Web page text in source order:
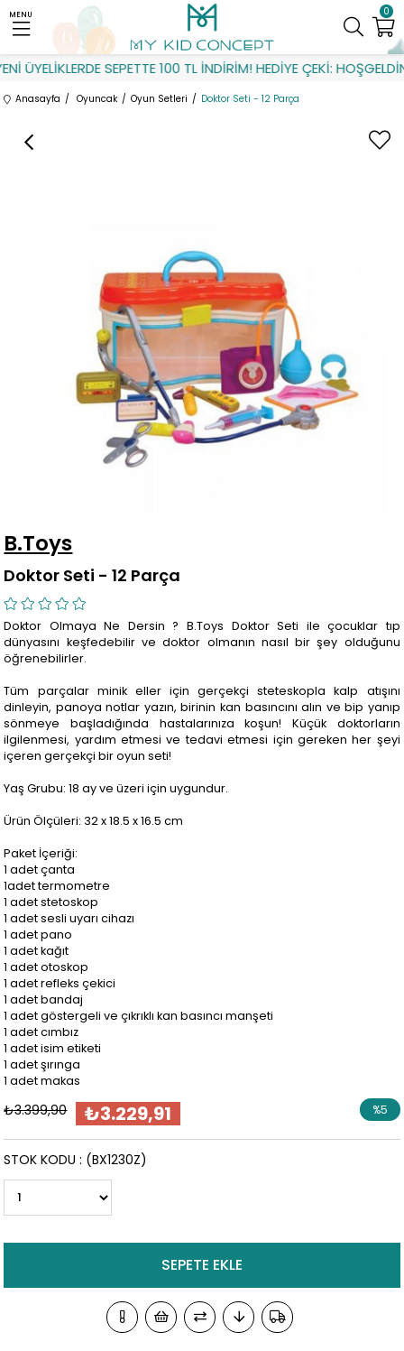
ÜYELİKLERDE SEPETTE 100 TL İNDİRİM! HEDİYE ÇEKİ: HOŞGELDİN
0
MENU
Anasayfa Oyuncak Oyun Setleri Doktor Seti - 12 Parça
B.Toys
Doktor Seti - 12 Parça
Doktor Olmaya Ne Dersin ? B.Toys Doktor Seti ile çocuklar tıp
dünyasını keşfedebilir ve doktor olmanın nasıl bir şey olduğunu
öğrenebilirler.
Tüm parçalar minik eller için gerçekçi steteskopla kalp atışını
dinleyin, panoya notlar yazın, birinin kan basıncını alın ve bip yanıp
sönmeye başladığında hastalarınıza koşun! Küçük doktorların
ilgilenmesi, yardım etmesi ve tedavi etmesi için gereken her şeyi
içeren gerçekçi bir oyun seti!
Yaş Grubu: 18 ay ve üzeri için uygundur.
Ürün Ölçüleri: 32 x 18.5 x 16.5 cm
Paket İçeriği:
1 adet çanta
1adet termometre
1 adet stetoskop
1 adet sesli uyarı cihazı
1 adet pano
1 adet kağıt
1 adet otoskop
1 adet refleks çekici
1 adet bandaj
1 adet göstergeli ve çıkrıklı kan basıncı manşeti
1 adet cımbız
1 adet isim etiketi
1 adet şırınga
1 adet makas
₺3.399,90 ₺3.229,91 %5
(BX1230Z)
STOK KODU